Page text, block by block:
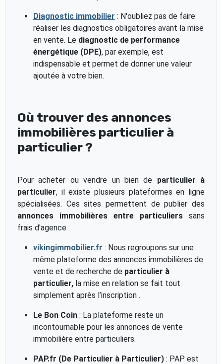
Diagnostic immobilier : N'oubliez pas de faire
réaliser les diagnostics obligatoires avant la mise
en vente. Le diagnostic de performance
énergétique (DPE), par exemple, est
indispensable et permet de donner une valeur
ajoutée à votre bien.
Où trouver des annonces
immobilières particulier à
particulier ?
Pour acheter ou vendre un bien de particulier à
particulier, il existe plusieurs plateformes en ligne
spécialisées. Ces sites permettent de publier des
annonces immobilières entre particuliers sans
frais d'agence :
vikingimmobilier.fr : Nous regroupons sur une
même plateforme des annonces immobilières de
vente et de recherche de particulier à
particulier, la mise en relation se fait tout
simplement après l’inscription .
Le Bon Coin: La plateforme reste un
incontournable pour les annonces de vente
immobilière entre particuliers.
PAP.fr (De Particulier à Particulier): PAP est